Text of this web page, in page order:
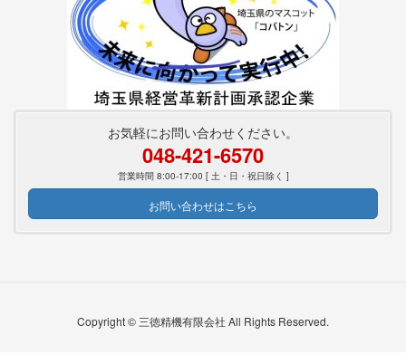
お気軽にお問い合わせください。
048-421-6570
営業時間 8:00-17:00 [ 土・日・祝日除く ]
お問い合わせはこちら
Copyright © 三徳精機有限会社 All Rights Reserved.